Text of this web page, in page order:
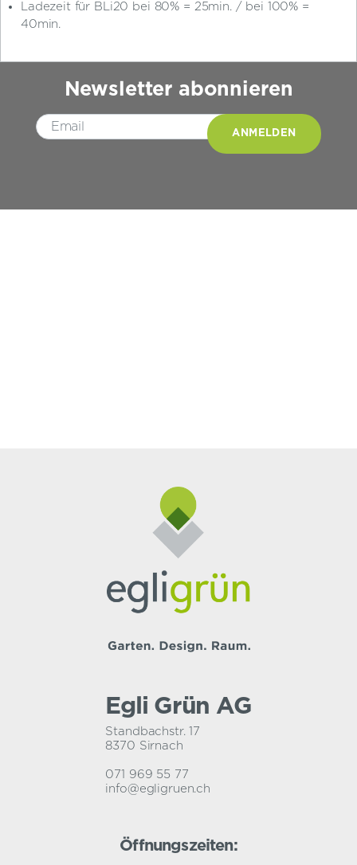
Ladezeit für BLi20 bei 80% = 25min. / bei 100% =
40min.
Newsletter abonnieren
Please leave this field empty.
Egli Grün AG
Standbachstr. 17
8370 Sirnach
071 969 55 77
info@egligruen.ch
Öffnungszeiten: